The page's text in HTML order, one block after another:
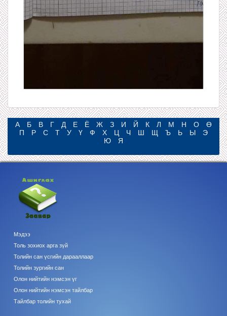
А Б В Г Д Е Ё Ж З И Й К Л М Н О
Ө
П
Р С Т У Ү Ф Х Ц Ч Ш Щ Ъ Ь Ы
Э
Ю
Я
Мэдээ
Толь зохиох арга зүй
Толийн сан үсгийн дарааллаар
Толийн зургийн сан
Олон нийтийн нэмсэн үг
Олон нийтийн нэмсэн тайлбар
Тайлбар толийн тухай